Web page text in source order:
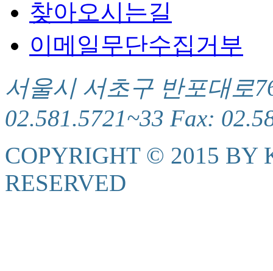
찾아오시는길
이메일무단수집거부
서울시 서초구 반포대로
02.581.5721~33 Fax:
COPYRIGHT © 2015 BY
RESERVED